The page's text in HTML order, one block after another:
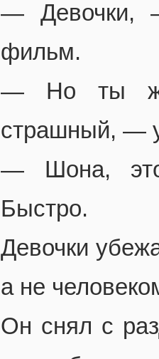
— Девочки,
фильм.
— Но ты же
страшный, —
— Шона,
Быстро.
Девочки
а не
Он снял с